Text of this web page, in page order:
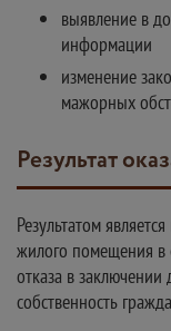
выявление в
информации
изменение
мажорных
Результат
Результатом
жилого помещения в
отказа в
собственность